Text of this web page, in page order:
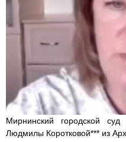
Мирнинский городской суд
Людмилы Коротковой*** из